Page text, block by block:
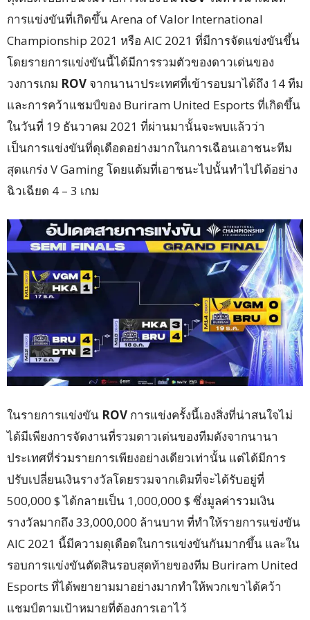
การแข่งขันที่เกิดขึ้น Arena of Valor International
Championship 2021 หรือ AIC 2021 ที่มีการจัดแข่งขันขึ้น
โดยรายการแข่งขันนี้ได้มีการรวมตัวของดาวเด่นของ
วงการเกม ROV จากนานาประเทศที่เข้ารอบมาได้ถึง 14 ทีม
และการคว้าแชมป์ของ Buriram United Esports ที่เกิดขึ้น
ในวันที่ 19 ธันวาคม 2021 ที่ผ่านมานั้นจะพบแล้วว่า
เป็นการแข่งขันที่ดุเดือดอย่างมากในการเฉือนเอาชนะทีม
สุดแกร่ง V Gaming โดยแต้มที่เอาชนะไปนั้นทำไปได้อย่าง
ฉิวเฉียด 4 – 3 เกม
ในรายการแข่งขัน ROV การแข่งครั้งนี้เองสิ่งที่น่าสนใจไม่
ได้มีเพียงการจัดงานที่รวมดาวเด่นของทีมดังจากนานา
ประเทศที่ร่วมรายการเพียงอย่างเดียวเท่านั้น แต่ได้มีการ
ปรับเปลี่ยนเงินรางวัลโดยรวมจากเดิมที่จะได้รับอยู่ที่
500,000 $ ได้กลายเป็น 1,000,000 $ ซึ่งมูลค่ารวมเงิน
รางวัลมากถึง 33,000,000 ล้านบาท ที่ทำให้รายการแข่งขัน
AIC 2021 นี้มีความดุเดือดในการแข่งขันกันมากขึ้น และใน
รอบการแข่งขันตัดสินรอบสุดท้ายของทีม Buriram United
Esports ที่ได้พยายามมาอย่างมากทำให้พวกเขาได้คว้า
แชมป์ตามเป้าหมายที่ต้องการเอาไว้